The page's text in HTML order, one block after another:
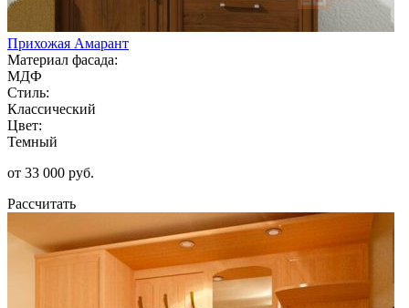
Прихожая Амарант
Материал фасада:
МДФ
Стиль:
Классический
Цвет:
Темный
от 33 000 руб.
Рассчитать